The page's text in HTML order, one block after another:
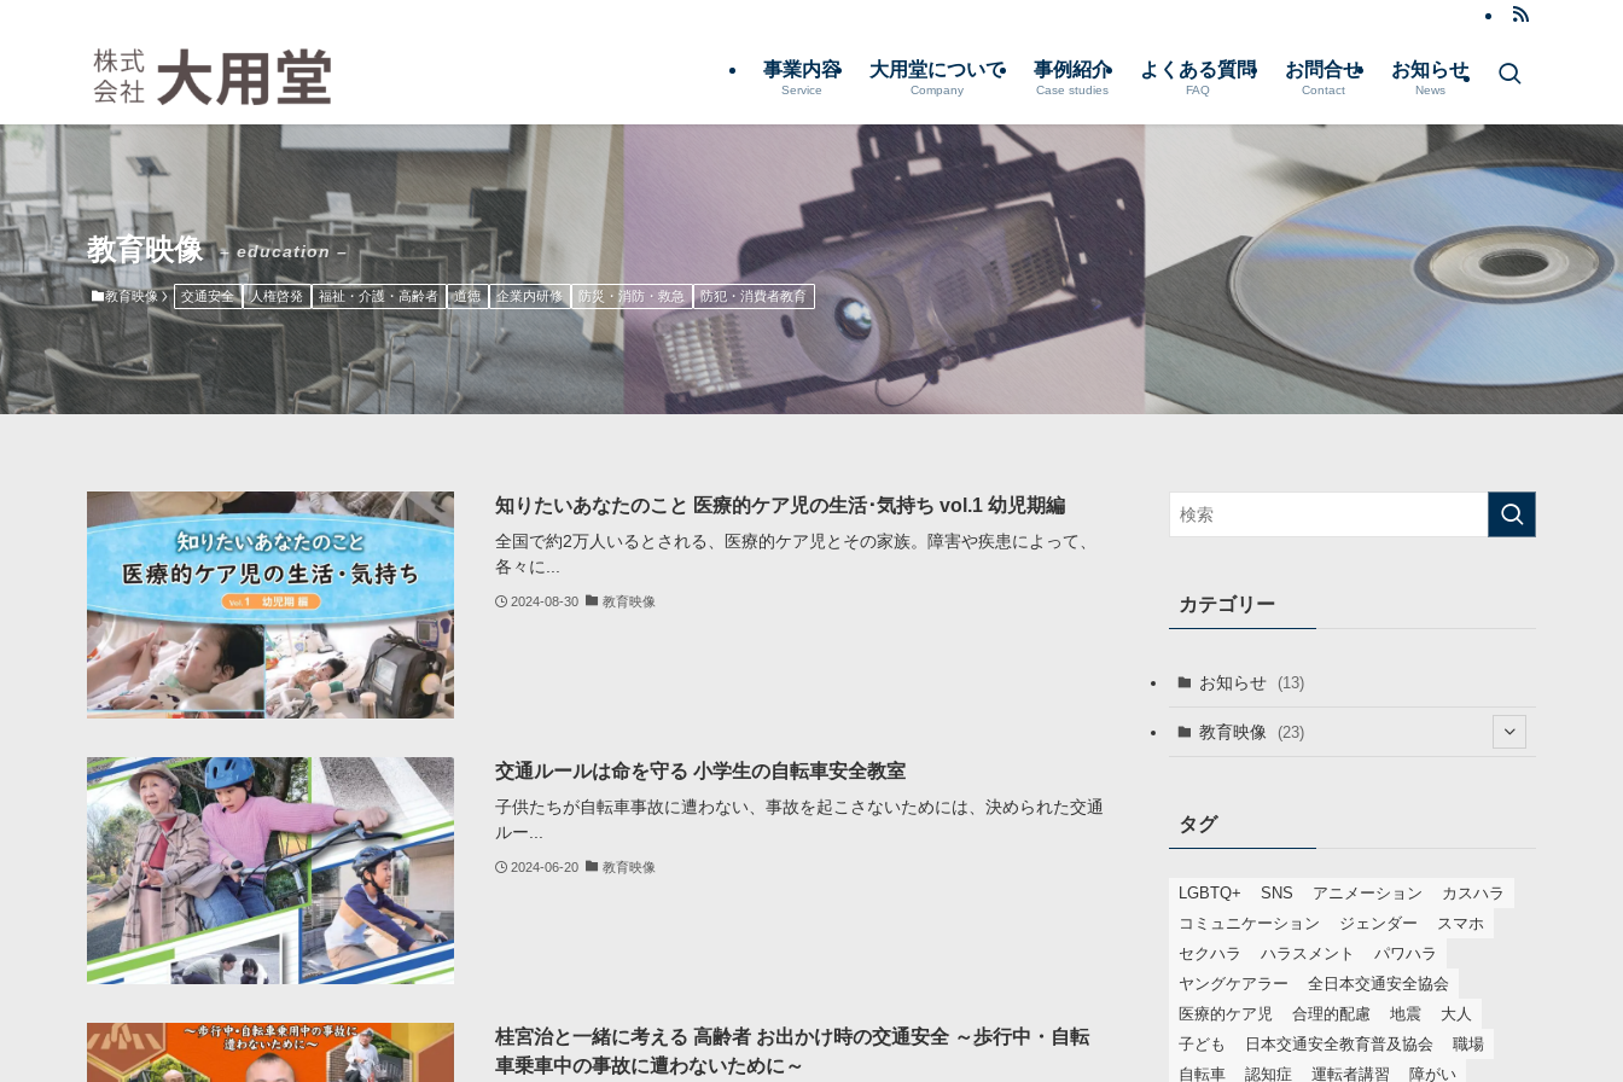
事業内容
Service
大用堂について
Company
事例紹介
Case studies
よくある質問
FAQ
お問合せ
Contact
お知らせ
News
教育映像 – education –
教育映像 交通安全 人権啓発 福祉・介護・高齢者 道徳 企業内研修 防災・消防・救急 防犯・消費者教育
知りたいあなたのこと 医療的ケア児の生活･気持ち vol.1 幼児期編
全国で約2万人いるとされる、医療的ケア児とその家族。障害や疾患によって、
各々に...
2024-08-30 教育映像
交通ルールは命を守る 小学生の自転車安全教室
子供たちが自転車事故に遭わない、事故を起こさないためには、決められた交通
ルー...
2024-06-20 教育映像
桂宮治と一緒に考える 高齢者 お出かけ時の交通安全 ～歩行中・自転
車乗車中の事故に遭わないために～
カテゴリー
お知らせ (13)
教育映像 (23)
(4)
(1)
(2)
(1)
タグ
LGBTQ+ SNS アニメーション
カスハラ
コミュニケーション
ジェンダー
スマホ
セクハラ
ハラスメント
パワハラ
ヤングケアラー
全日本交通安全協会
医療的ケア児
合理的配慮 地震
大人
子ども
日本交通安全教育普及協会
職場
自転車
認知症 運転者講習 障がい